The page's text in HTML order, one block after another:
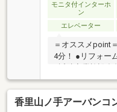
モニタ付インターホ
ン
エレベーター
＝オススメpoint
4分！ ●リフォー
香里山ノ手アーバン